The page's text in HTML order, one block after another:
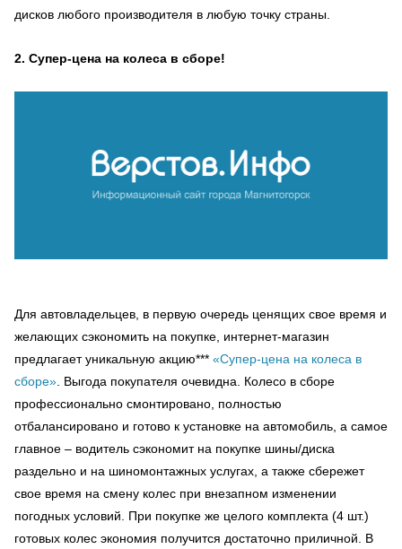
дисков любого производителя в любую точку страны.
2. Супер-цена на колеса в сборе!
Для автовладельцев, в первую очередь ценящих свое время и
желающих сэкономить на покупке, интернет-магазин
предлагает уникальную акцию*** «Супер-цена на колеса в
сборе» . Выгода покупателя очевидна. Колесо в сборе
профессионально смонтировано, полностью
отбалансировано и готово к установке на автомобиль, а самое
главное – водитель сэкономит на покупке шины/диска
раздельно и на шиномонтажных услугах, а также сбережет
свое время на смену колес при внезапном изменении
погодных условий. При покупке же целого комплекта (4 шт.)
готовых колес экономия получится достаточно приличной. В